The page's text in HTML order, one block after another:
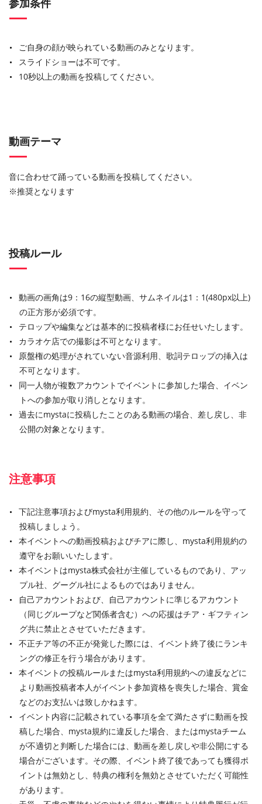
参加条件
ご自身の顔が映られている動画のみとなります。
スライドショーは不可です。
10秒以上の動画を投稿してください。
動画テーマ
音に合わせて踊っている動画を投稿してください。
※推奨となります
投稿ルール
動画の画角は9：16の縦型動画、サムネイルは1：1(480px以上)
の正方形が必須です。
テロップや編集などは基本的に投稿者様にお任せいたします。
カラオケ店での撮影は不可となります。
原盤権の処理がされていない音源利用、歌詞テロップの挿入は
不可となります。
同一人物が複数アカウントでイベントに参加した場合、イベン
トへの参加が取り消しとなります。
過去にmystaに投稿したことのある動画の場合、差し戻し、非
公開の対象となります。
注意事項
下記注意事項およびmysta利用規約、その他のルールを守って
投稿しましょう。
本イベントへの動画投稿およびチアに際し、mysta利用規約の
遵守をお願いいたします。
本イベントはmysta株式会社が主催しているものであり、アッ
プル社、グーグル社によるものではありません。
自己アカウントおよび、自己アカウントに準じるアカウント
（同じグループなど関係者含む）への応援はチア・ギフティン
グ共に禁止とさせていただきます。
不正チア等の不正が発覚した際には、イベント終了後にランキ
ングの修正を行う場合があります。
本イベントの投稿ルールまたはmysta利用規約への違反などに
より動画投稿者本人がイベント参加資格を喪失した場合、賞金
などのお支払いは致しかねます。
イベント内容に記載されている事項を全て満たさずに動画を投
稿した場合、mysta規約に違反した場合、またはmystaチーム
が不適切と判断した場合には、動画を差し戻しや非公開にする
場合がございます。その際、イベント終了後であっても獲得ポ
イントは無効とし、特典の権利を無効とさせていただく可能性
があります。